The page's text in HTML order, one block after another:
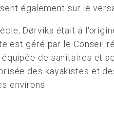
également sur le
Dørvika était à
est géré par le Conseil
de sanitaires et
des kayakistes et
environs.